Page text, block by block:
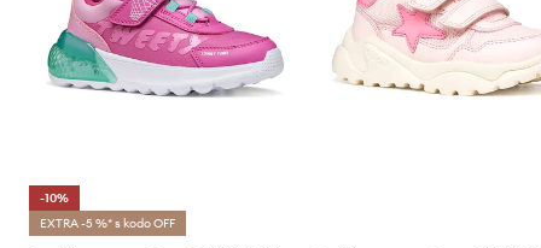
-10%
EXTRA -5 %* s kodo OFF